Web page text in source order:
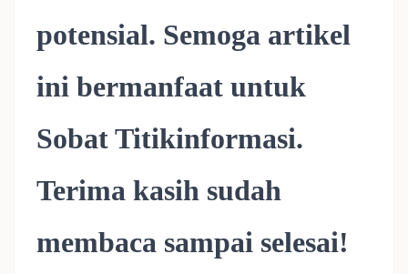
potensial. Semoga artikel
ini bermanfaat untuk
Sobat Titikinformasi.
Terima kasih sudah
membaca sampai selesai!